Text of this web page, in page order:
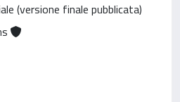
(versione finale pubblicata)